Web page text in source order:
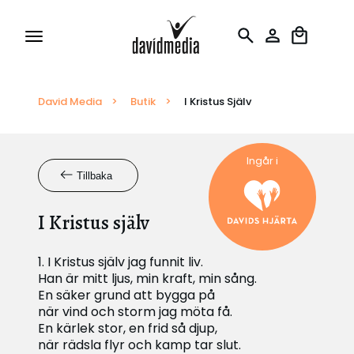
David Media > Butik > I Kristus Själv
Tillbaka
I Kristus själv
Ingår i
1. I Kristus själv jag funnit liv.
Han är mitt ljus, min kraft, min sång.
En säker grund att bygga på
när vind och storm jag möta få.
En kärlek stor, en frid så djup,
när rädsla flyr och kamp tar slut.
Tillstånd och Licenser
Översättningar